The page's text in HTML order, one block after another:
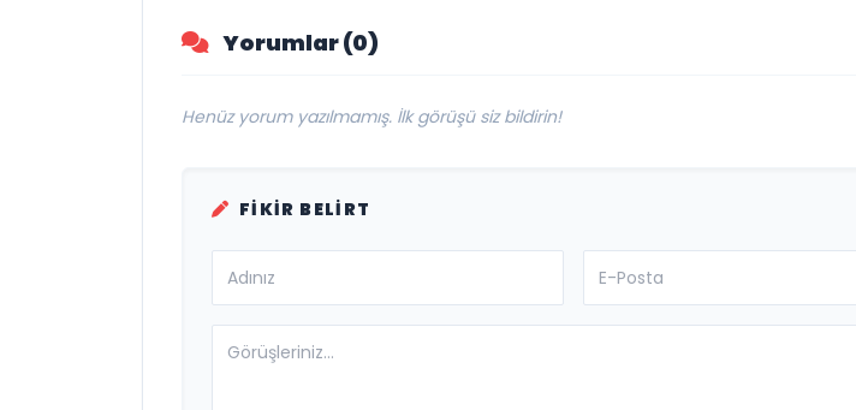
Yorumlar (0)
Henüz yorum yazılmamış. İlk görüşü siz bildirin!
FIKIR BELIRT